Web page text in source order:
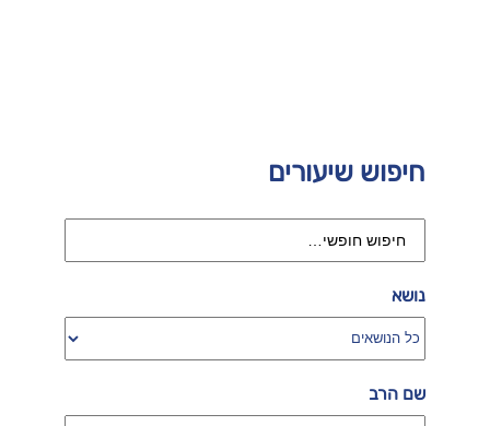
חיפוש שיעורים
נושא
שם הרב